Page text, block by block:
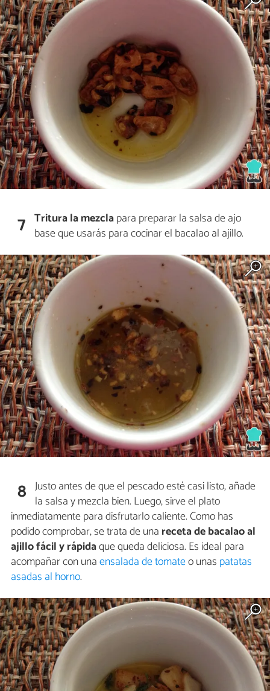
7 Tritura la mezclapara preparar la salsa de ajo
base que usarás para cocinar el bacalao al ajillo.
8 Justo antes de que el pescado esté casi listo, añade
la salsa y mezcla bien. Luego, sirve el plato
inmediatamente para disfrutarlo caliente. Como has
podido comprobar, se trata de una receta de bacalao al
ajillo fácil y rápidaque queda deliciosa. Es ideal para
acompañar con unaensalada de tomateo unas patatas
asadas al horno.